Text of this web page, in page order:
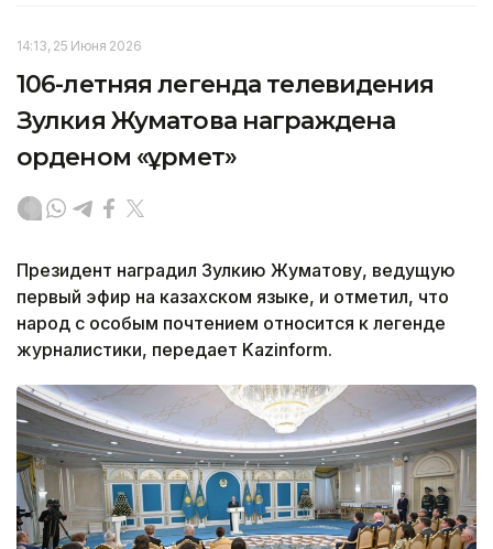
14:13, 25 Июня 2026
106-летняя легенда телевидения
Зулкия Жуматова награждена
орденом «Құрмет»
Президент наградил Зулкию Жуматову, ведущую
первый эфир на казахском языке, и отметил, что
народ с особым почтением относится к легенде
журналистики, передает Kazinform.